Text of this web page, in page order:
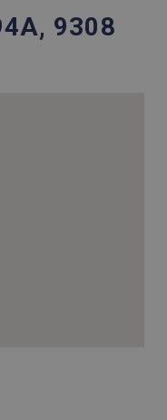
9308